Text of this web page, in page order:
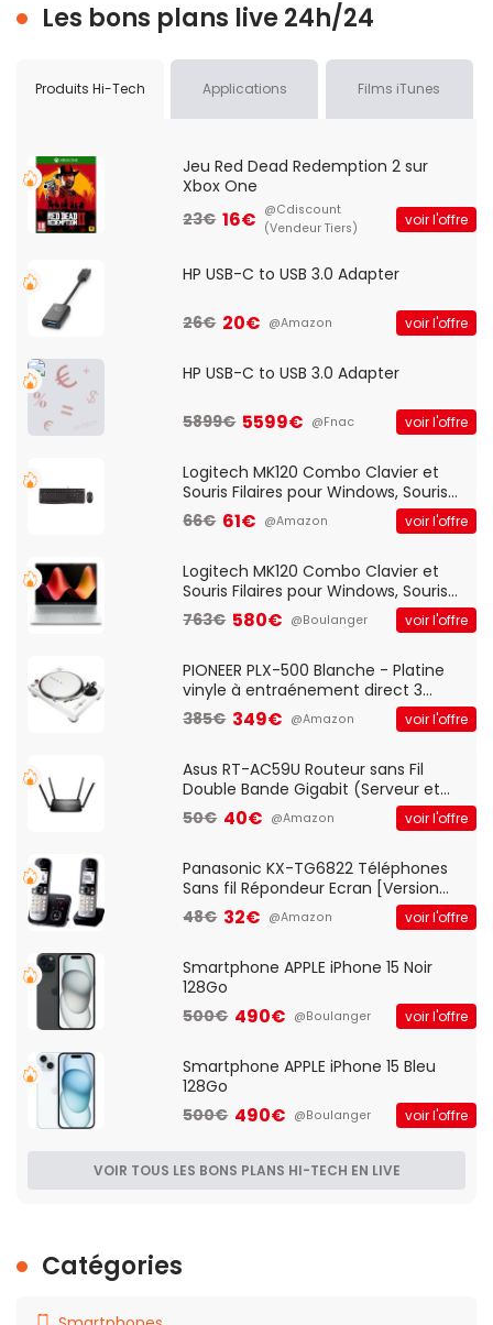
Les bons plans live 24h/24
Produits Hi-Tech Applications Films iTunes
Jeu Red Dead Redemption 2 sur
Xbox One
23€ 16€ @Cdiscount
(Vendeur Tiers)
voir l'offre
HP USB-C to USB 3.0 Adapter
26€ 20€ @Amazon voir l'offre
HP USB-C to USB 3.0 Adapter
5899€ 5599€ @Fnac voir l'offre
Logitech MK120 Combo Clavier et
Souris Filaires pour Windows, Souris
Optique Filaire, Connexion USB Plug
And Play, Confortable, Taille
QWERTY UK - Noir
66€ 61€ @Amazon voir l'offre
Logitech MK120 Combo Clavier et
Souris Filaires pour Windows, Souris
Optique Filaire, Connexion USB Plug
And Play, Confortable, Taille
QWERTY UK - Noir
763€ 580€ @Boulanger voir l'offre
PIONEER PLX-500 Blanche - Platine
vinyle à entraénement direct 3
vitesses (33-45-78 trs/min) avec
pre-ampli intégré et port USB
385€ 349€ @Amazon voir l'offre
Asus RT-AC59U Routeur sans Fil
Double Bande Gigabit (Serveur et
Client VPN, Triple Vlan, Mode Point
d'accès et Bridge, contrôle Parental,
50€ 40€ @Amazon voir l'offre
Panasonic KX-TG6822 Téléphones
Sans fil Répondeur Ecran [Version
Française]
48€ 32€ @Amazon voir l'offre
Smartphone APPLE iPhone 15 Noir
128Go
500€ 490€ @Boulanger voir l'offre
Smartphone APPLE iPhone 15 Bleu
128Go
500€ 490€ @Boulanger voir l'offre
VOIR TOUS LES BONS PLANS HI-TECH EN LIVE
Catégories